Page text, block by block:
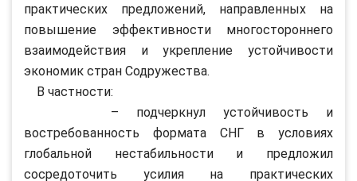
практических предложений, направленных на
повышение эффективности многостороннего
взаимодействия и укрепление устойчивости
экономик стран Содружества.
В частности:
– подчеркнул устойчивость и
востребованность формата СНГ в условиях
глобальной нестабильности и предложил
сосредоточить усилия на практических